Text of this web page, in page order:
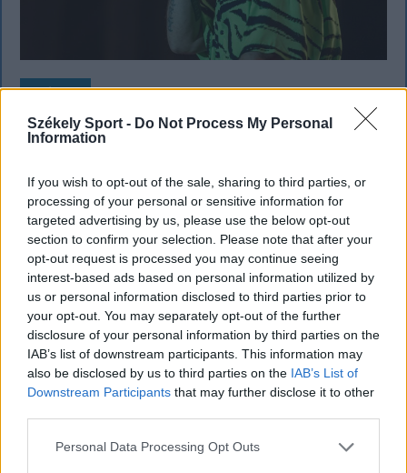
Székely Sport - Do Not Process My Personal
Information
If you wish to opt-out of the sale, sharing to third parties, or
processing of your personal or sensitive information for
targeted advertising by us, please use the below opt-out
section to confirm your selection. Please note that after your
opt-out request is processed you may continue seeing
interest-based ads based on personal information utilized by
us or personal information disclosed to third parties prior to
your opt-out. You may separately opt-out of the further
disclosure of your personal information by third parties on the
IAB’s list of downstream participants. This information may
also be disclosed by us to third parties on the IAB’s List of
Downstream Participants that may further disclose it to other
Personal Data Processing Opt Outs
KRÓNIKA
Majka életveszélyes fenyegetés miatt
Majka életveszélyes fenyegetést kapott, és emiatt
lemondta a sepsiszentgyörgyi SIC Fesztre tervezett
koncertjét. Majka ezt szerdán a Facebook-oldalán
jelentette be.